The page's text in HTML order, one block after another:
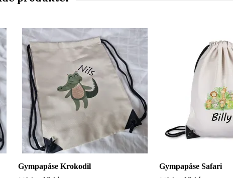
Gympapåse Krokodil Gympapåse Safari